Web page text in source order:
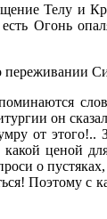
Телу и
Огонь
он
от
ценой
о
Поэтому